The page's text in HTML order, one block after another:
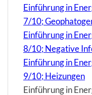
Einführung in
7/10;
Einführung in
8/10; Negative
Einführung in
9/10; Heizungen
Einführung in